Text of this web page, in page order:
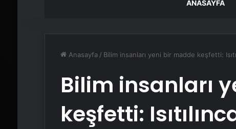
ANASAYFA
Anasayfa / Bilim insanları yeni bir madde keşfetti:
Bilim insanları
keşfetti: